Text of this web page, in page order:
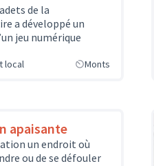
de la
a développé un
jeu numérique
local Monts
apaisante
un endroit où
ou de se défouler